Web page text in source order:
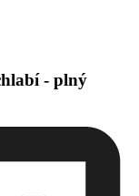
- plný